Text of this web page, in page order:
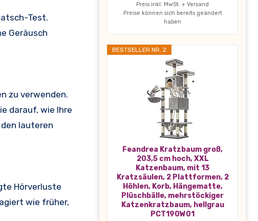
Test.
Geräusch
zu verwenden.
darauf, wie Ihre
lauteren
Hörverluste
wie früher,
Preis inkl. MwSt. + Versand
Preise können sich bereits geändert
haben
BESTSELLER NR. 2
Feandrea Kratzbaum groß,
203,5 cm hoch, XXL
Katzenbaum, mit 13
Kratzsäulen, 2 Plattformen, 2
Höhlen, Korb, Hängematte,
Plüschbälle, mehrstöckiger
Katzenkratzbaum, hellgrau
PCT190W01